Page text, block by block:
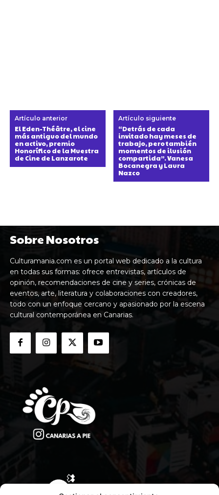
Artículo anterior
El Eden-Théâtre, el cine
más antiguo del mundo
en activo, premio
Honorífico de la Muestra
de Cine de Lanzarote
Artículo siguiente
“Detrás de cada
invitado hay meses de
trabajo, pero también
momentos de ilusión
compartida”. Vanesa
Bocanegra y Laura
Nazco
Sobre Nosotros
Culturamania.com es un portal web dedicado a la cultura
en todas sus formas: ofrece entrevistas, artículos de
opinión, recomendaciones de cine y series, crónicas de
eventos, arte, literatura y colaboraciones con creadores,
todo con un enfoque cercano y apasionado por la escena
cultural contemporánea en Canarias.